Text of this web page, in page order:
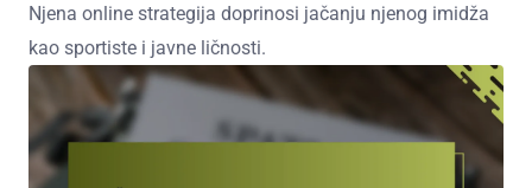
Njena online strategija doprinosi jačanju njenog imidža
kao sportiste i javne ličnosti.